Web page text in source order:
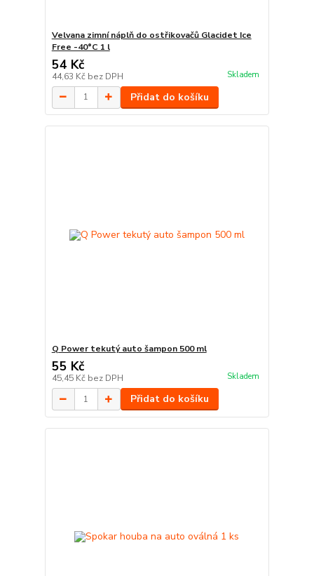
Velvana zimní náplň do ostřikovačů Glacidet Ice
Free -40°C 1 l
54 Kč
44,63 Kč bez DPH Skladem
Přidat do košíku
Q Power tekutý auto šampon 500 ml
55 Kč
45,45 Kč bez DPH Skladem
Přidat do košíku